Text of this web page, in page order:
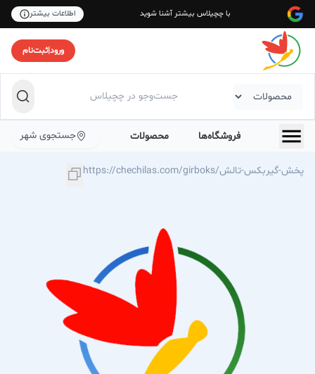
با چچیلاس بیشتر آشنا شوید اطلاعات بیشتر
ورود|ثبت‌نام
فروشگاه‌ها محصولات جستجوی شهر
https://chechilas.com/girboks/پخش-گیربکس-تالش